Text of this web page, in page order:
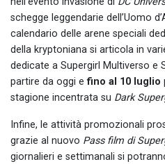
schegge leggendarie dell’Uomo
calendario delle arene speciali
della kryptoniana si articola in
dedicate a Supergirl Multiverso e
partire da oggi efino al 10 luglio
stagione incentrata su Dark
Infine, le attività promozionali
grazie al nuovo Pass film di
giornalieri e settimanali si